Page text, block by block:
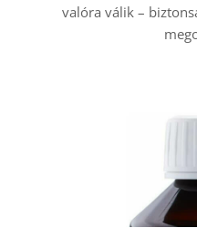
valóra válik –